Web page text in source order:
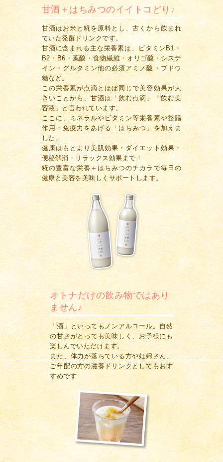
甘酒＋はちみつのイイトコどり♪
甘酒はお米と糀を原料とし、古くから飲まれ
ていた発酵ドリンクです。
甘酒に含まれる主な栄養素は、ビタミンB1・
B2・B6・葉酸・食物繊維・オリゴ酸・システ
イン・グルタミン他の必須アミノ酸・ブドウ
糖など。
この栄養素が点滴とほぼ同じで美容効果が大
きいことから、甘酒は「飲む点滴」「飲む美
容液」と言われています。
ここに、ミネラルやビタミン等栄養素や整腸
作用・免疫力をあげる「はちみつ」を加えま
した。
健康はもとより美肌効果・ダイエット効果・
便秘解消・リラックス効果まで！
糀の豊富な栄養＋はちみつのチカラで毎日の
健康と美容を美味しくサポートします。
オトナだけの飲み物ではあり
ません♪
「酒」といってもノンアルコール。自然
の甘さがとっても美味しく、お子様にも
楽しんでいただけます。
また、体力が落ちている方や妊婦さん、
ご年配の方の滋養ドリンクとしてもおす
すめです